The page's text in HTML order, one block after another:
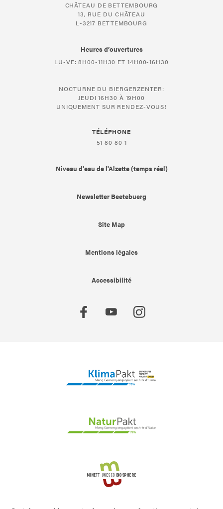
CHÂTEAU DE BETTEMBOURG
13, RUE DU CHÂTEAU
L-3217 BETTEMBOURG
Heures d’ouvertures
LU-VE: 8H00-11H30 ET 14H00-16H30
NOCTURNE DU BIERGERZENTER:
JEUDI 16H30 À 19H00
UNIQUEMENT SUR RENDEZ-VOUS!
TÉLÉPHONE
51 80 80 1
Niveau d'eau de l'Alzette (temps réel)
Newsletter Beetebuerg
Site Map
Mentions légales
Accessibilité